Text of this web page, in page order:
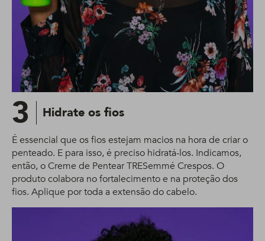
3 Hidrate os fios
É essencial que os fios estejam macios na hora de criar o
penteado. E para isso, é preciso hidratá-los. Indicamos,
então, o Creme de Pentear TRESemmé Crespos. O
produto colabora no fortalecimento e na proteção dos
fios. Aplique por toda a extensão do cabelo.